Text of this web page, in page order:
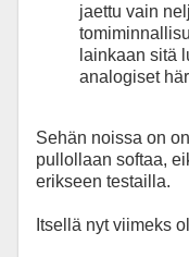
jaettu vain
lainkaan sitä
analogiset
Sehän noissa on
pullollaan softaa,
erikseen testailla.
Itsellä nyt viimeks